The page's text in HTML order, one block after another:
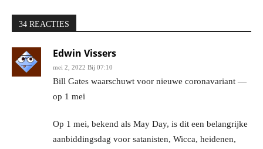
34 REACTIES
Edwin Vissers
mei 2, 2022 Bij 07:10
Bill Gates waarschuwt voor nieuwe coronavariant —
op 1 mei
Op 1 mei, bekend als May Day, is dit een belangrijke
aanbiddingsdag voor satanisten, Wicca, heidenen,